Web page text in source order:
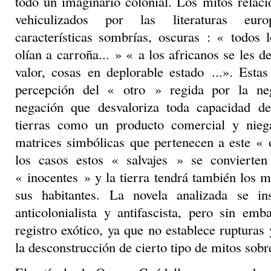
vehiculizados por las literaturas
características sombrías, oscuras : « todos
olían a carroña... » « a los africanos se les
valor, cosas en deplorable estado ...».
percepción del « otro » regida por la
negación que desvaloriza toda capacidad
tierras como un producto comercial y
matrices simbólicas que pertenecen a este
los casos estos « salvajes » se
« inocentes » y la tierra tendrá también los
sus habitantes. La novela analizada se
anticolonialista y antifascista, pero sin
registro exótico, ya que no establece
la desconstrucción de cierto tipo de mitos